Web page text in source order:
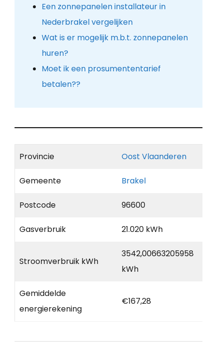
Een zonnepanelen installateur in
Nederbrakel vergelijken
Wat is er mogelijk m.b.t. zonnepanelen
huren?
Moet ik een prosumententarief
betalen??
Provincie Oost Vlaanderen
Gemeente Brakel
Postcode 96600
Gasverbruik 21.020 kWh
Stroomverbruik kWh
3542,00663205958
kWh
Gemiddelde
energierekening
€167,28